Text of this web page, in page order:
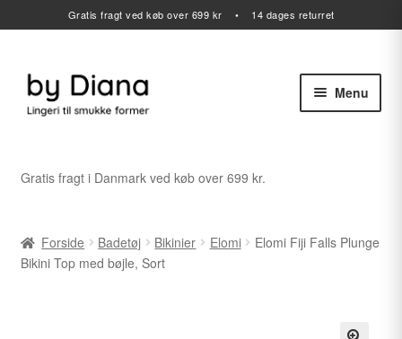
Gratis fragt ved køb over 699 kr • 14 dages returret
Spring
Spring
Menu
Badetøj
Udfold
Gratis fragt i Danmark ved køb over 699 kr.
Forside Badetøj Bikinier Elomi
Elomi Fiji Falls Plunge
Bikini Top med bøjle, Sort